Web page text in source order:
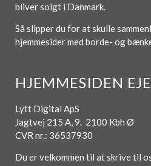
bliver solgt i Danmark.
Så slipper du for at skulle
hjemmesider med borde- og
HJEMMESIDEN
Lytt Digital ApS
Jagtvej 215 A, 9. 2100 Kbh Ø
CVR nr.: 36537930
Du er velkommen til at skrive til